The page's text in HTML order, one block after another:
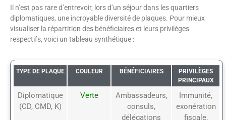
Il n’est pas rare d’entrevoir, lors d’un séjour dans les quartiers
diplomatiques, une incroyable diversité de plaques. Pour mieux
visualiser la répartition des bénéficiaires et leurs privilèges
respectifs, voici un tableau synthétique :
TYPE DE PLAQUE COULEUR BÉNÉFICIAIRES
PRIVILÈGES
PRINCIPAUX
Diplomatique
(CD, CMD, K)
Verte
Ambassadeurs,
consuls,
délégations
Immunité,
exonération
fiscale,